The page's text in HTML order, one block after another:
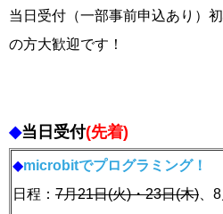
当日受付（一部事前申込あり）
の方大歓迎です！
◆当日受付(先着)
◆microbitでプログラミング！
日程： 7月21日(火)・23日(木) 、